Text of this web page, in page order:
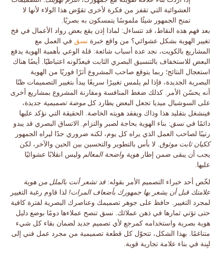
العشوائية التي تقفز من فكرة لأخرى تقوّض هذا الولاء لأنها لا
تمنح الجمهور شيئًا ملموسًا يتمسكون به بصريًا.
بعد فهم هذه النقاط، قد تتساءل: لماذا إذن يقع بعض رواد الأعمال في فخ
تغيير الهوية بشكل عشوائي؟ من واقع خبرة نسق في العمل مع
المشاريع بالكويت، نجد عدة أسباب شائعة: قلة الوعي بأهمية الهوية يدفع
البعض للاستخفاف بالتنسيق البصري الثابت فيعدّلونه اعتباطيًا. أيضًا هناك
استعجال النتائج؛ ربما يتوقع صاحب المشروع أثرًا فوريًا من الهوية
البصرية الجديدة، فإذا لم يلمس تغييرًا سريعًا يبدأ بتغيير التصميمات ظنًا
أنه يحسّن الأمر. كذلك ضغط المنافسة ومقارنة المشروع بمشاريع أخرى
على السوشيال ميديا تجعل البعض يطارد كل موضة تصميمية جديدة،
فينشغل بتقليد هذا وذاك ويفقد هويته الخاصة. الحقيقة التي نؤكد عليها
دائمًا فينسق: بناء الهوية بحاجة لصبر والتزام . الاتساق البصري قد يبدو
رتيبًا لصاحب العمل الذي يراه كل يوم، لكنه ضروري جدًا ليراه الجمهور
ككيان ثابت موثوق . لا بأس بالتطوير والتحسين بين الحين والآخر، لكن
يجب أن يبقى ضمن إطار هوية واضحة المعالم وليس انقلابًا عشوائيًا
عليها.
لخّص أحد خبراء التصميم الأمر بقوله: قد تشعر أنت بالملل من هوية
علامتك قبل أن يشعر بها جمهورك بأضعاف المرات! لذا قاوم رغبة التغيير
لمجرد التغيير. حافظ على جوهر تصميمك وعناصرك البصرية لفترة كافية
حتى تؤتي ثمارها في ذهن عملائك. نسق تنصح عملاءها دومًا بوضع دليل
هوية بصرية واستخدامه كمرجع لأي تصميم جديد لضمان بقاء كل شيء
متناغمًا. بهذا الشكل، تتحوّل كل قطعة تصميمية من مجرد عمل فني إلى
لبِنة في بناء علامة تجارية قوية.